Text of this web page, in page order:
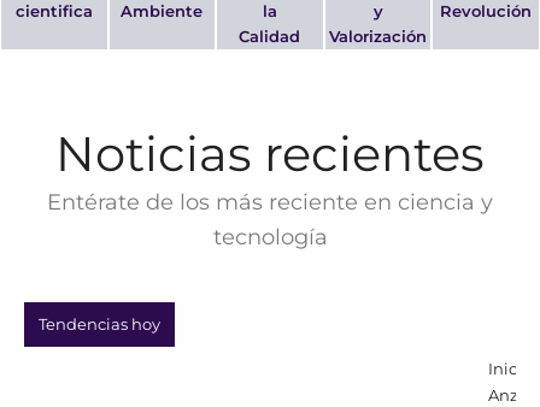
cientifica
Ambiente
la
Calidad
y
Valorización
Revolución
Noticias recientes
Entérate de los más reciente en ciencia y
tecnología
Tendencias hoy
Inician las «Vacaciones Científicas y